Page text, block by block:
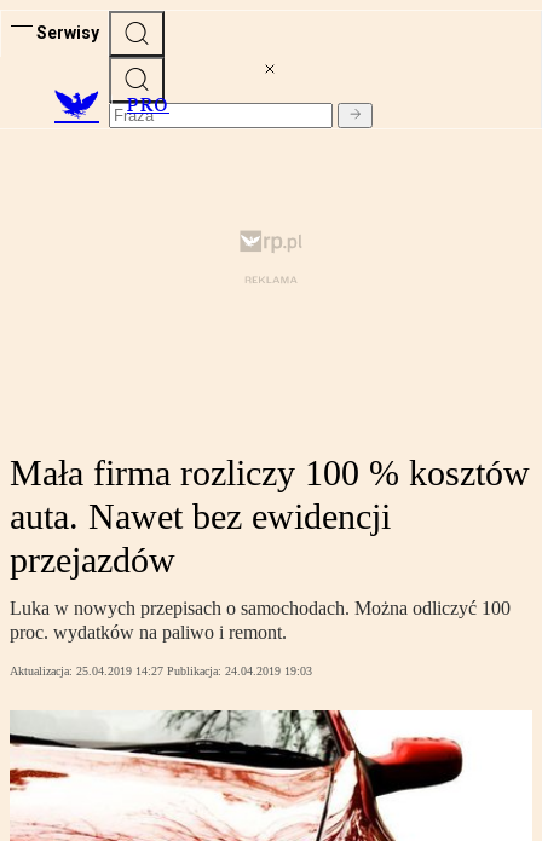
Serwisy
PRO
Mała firma rozliczy 100 % kosztów
auta. Nawet bez ewidencji
przejazdów
Luka w nowych przepisach o samochodach. Można odliczyć 100
proc. wydatków na paliwo i remont.
Aktualizacja: 25.04.2019 14:27 Publikacja: 24.04.2019 19:03